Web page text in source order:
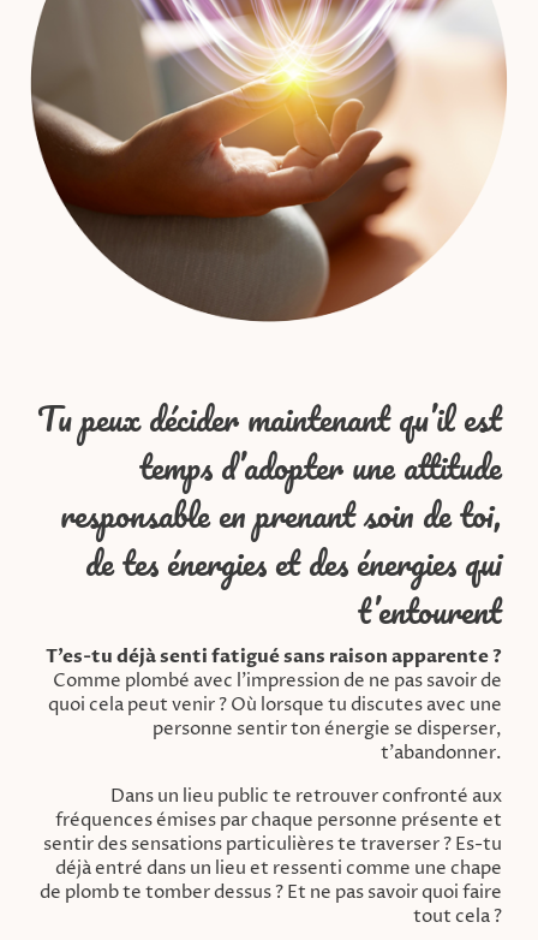
Tu peux décider maintenant qu’il est
temps d’adopter une attitude
responsable en prenant soin de toi,
de tes énergies et des énergies qui
t’entourent
T’es-tu déjà senti fatigué sans raison apparente ?
Comme plombé avec l’impression de ne pas savoir de
quoi cela peut venir ? Où lorsque tu discutes avec une
personne sentir ton énergie se disperser,
t’abandonner.
Dans un lieu public te retrouver confronté aux
fréquences émises par chaque personne présente et
sentir des sensations particulières te traverser ? Es-tu
déjà entré dans un lieu et ressenti comme une chape
de plomb te tomber dessus ? Et ne pas savoir quoi faire
tout cela ?